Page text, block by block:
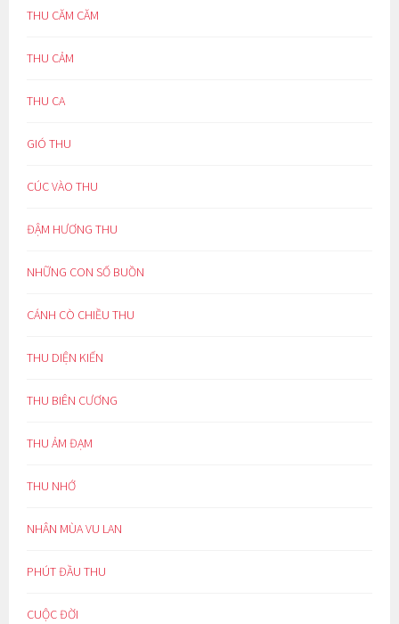
THU CĂM CĂM
THU CẢM
THU CA
GIÓ THU
CÚC VÀO THU
ĐẬM HƯƠNG THU
NHỮNG CON SỐ BUỒN
CÁNH CÒ CHIỀU THU
THU DIỆN KIẾN
THU BIÊN CƯƠNG
THU ẢM ĐẠM
THU NHỚ
NHÂN MÙA VU LAN
PHÚT ĐẦU THU
CUỘC ĐỜI